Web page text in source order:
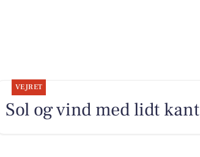
VEJRET
Sol og vind med lidt kant